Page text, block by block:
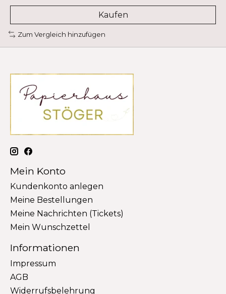
Kaufen
Zum Vergleich hinzufügen
Mein Konto
Kundenkonto anlegen
Meine Bestellungen
Meine Nachrichten (Tickets)
Mein Wunschzettel
Informationen
Impressum
AGB
Widerrufsbelehrung